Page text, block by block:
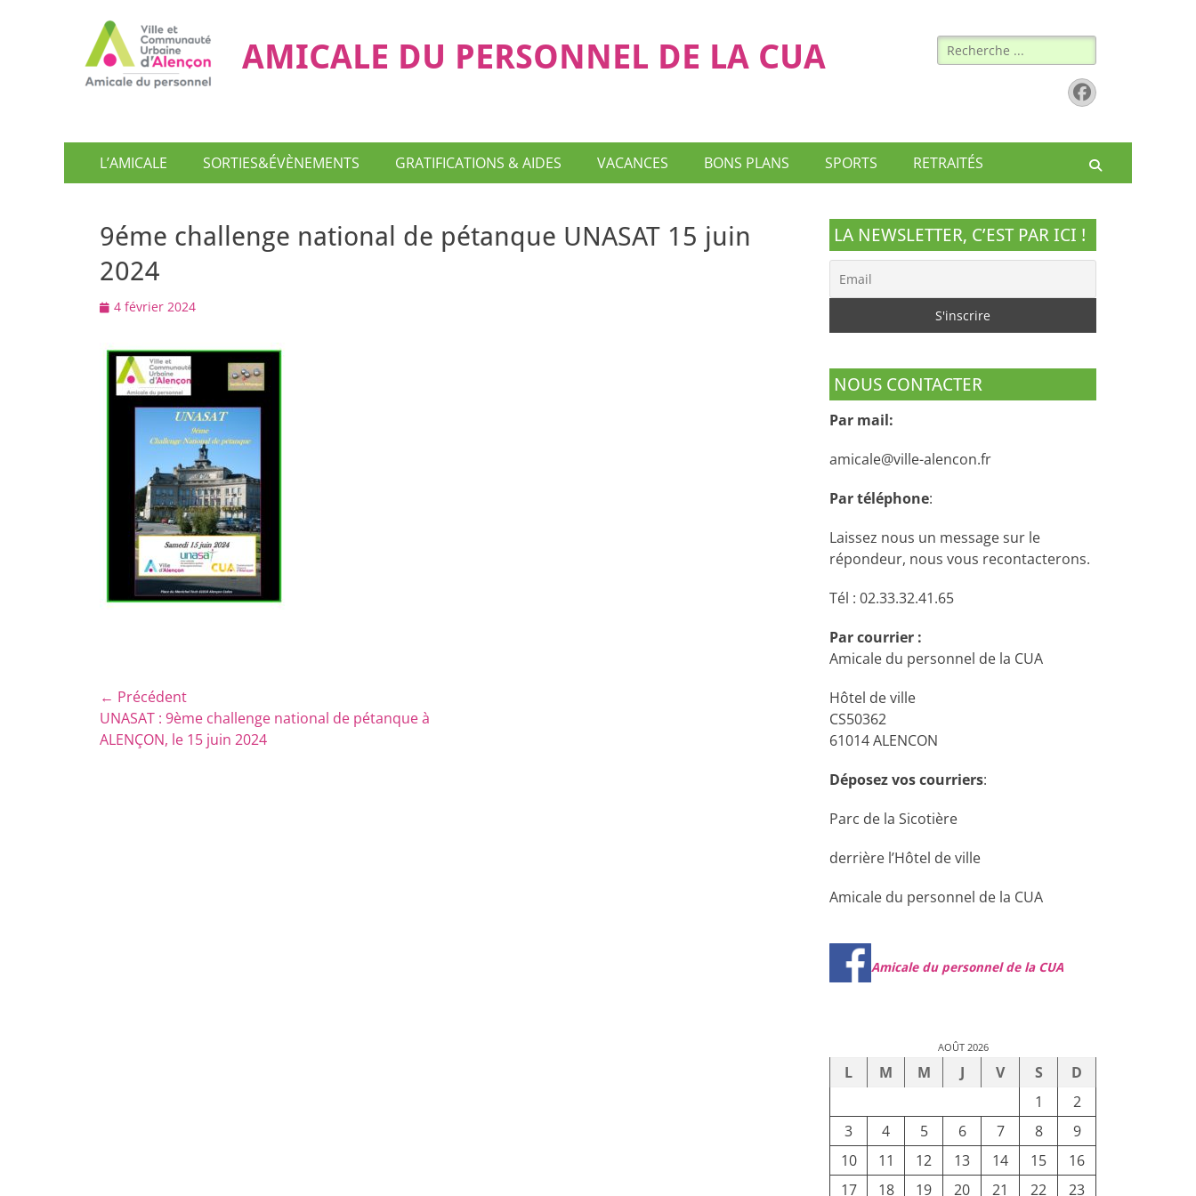
AMICALE DU PERSONNEL DE LA CUA Rechercher :
Facebook
Menu
principal
L’AMICALE SORTIES&ÉVÈNEMENTS GRATIFICATIONS & AIDES VACANCES BONS PLANS SPORTS RETRAITÉS
9éme challenge national de pétanque UNASAT 15 juin
2024
Posted
4 février 2024
Navigation
de
← Précédent
Article
précédent :
UNASAT : 9ème challenge national de pétanque à
ALENÇON, le 15 juin 2024
LA NEWSLETTER, C’EST PAR ICI !
NOUS CONTACTER
Par mail:
amicale@ville-alencon.fr
Par téléphone:
Laissez nous un message sur le
répondeur, nous vous recontacterons.
Tél : 02.33.32.41.65
Par courrier :
Amicale du personnel de la CUA
Hôtel de ville
CS50362
61014 ALENCON
Déposez vos courriers:
Parc de la Sicotière
derrière l’Hôtel de ville
Amicale du personnel de la CUA
Amicale du personnel de la CUA
AOÛT 2026
L M M J V S
D
1
2
3
4 5 6 7 8
9
10
11 12 13 14 15
16
17
18 19 20 21 22 23